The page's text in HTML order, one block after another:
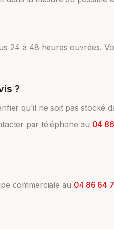
24 à 48 heures ouvrées.
?
qu'il ne soit pas stocké
par téléphone au 04
commerciale au 04 86 64